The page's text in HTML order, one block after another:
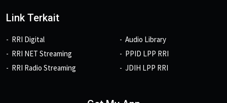
Link Terkait
RRI Digital
RRI NET Streaming
RRI Radio Streaming
Audio Library
PPID LPP RRI
JDIH LPP RRI